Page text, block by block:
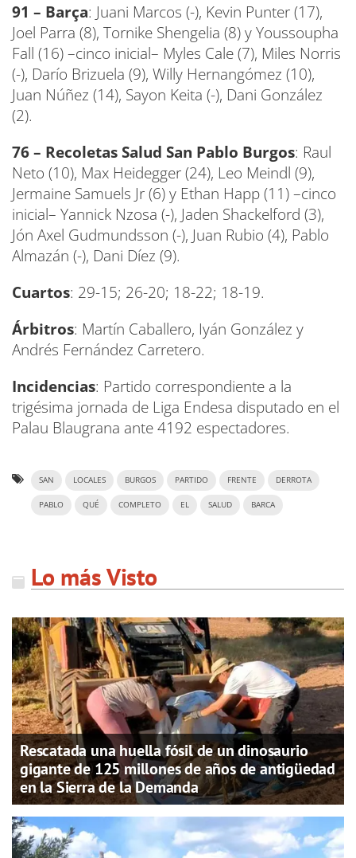
91 – Barça: Juani Marcos (-), Kevin Punter (17),
Joel Parra (8), Tornike Shengelia (8) y Youssoupha
Fall (16) –cinco inicial– Myles Cale (7), Miles Norris
(-), Darío Brizuela (9), Willy Hernangómez (10),
Juan Núñez (14), Sayon Keita (-), Dani González
(2).
76 – Recoletas Salud San Pablo Burgos: Raul
Neto (10), Max Heidegger (24), Leo Meindl (9),
Jermaine Samuels Jr (6) y Ethan Happ (11) –cinco
inicial– Yannick Nzosa (-), Jaden Shackelford (3),
Jón Axel Gudmundsson (-), Juan Rubio (4), Pablo
Almazán (-), Dani Díez (9).
Cuartos: 29-15; 26-20; 18-22; 18-19.
Árbitros: Martín Caballero, Iyán González y
Andrés Fernández Carretero.
Incidencias: Partido correspondiente a la
trigésima jornada de Liga Endesa disputado en el
Palau Blaugrana ante 4192 espectadores.
SAN LOCALES BURGOS PARTIDO FRENTE DERROTA
PABLO QUÉ COMPLETO EL SALUD BARCA
Lo más Visto
Rescatada una huella fósil de un dinosaurio
gigante de 125 millones de años de antigüedad
en la Sierra de la Demanda